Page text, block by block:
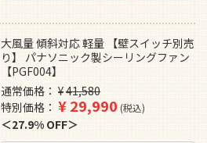
大風量 傾斜対応 軽量 【壁スイッチ別売
り】 パナソニック製シーリングファン
【PGF004】
通常価格
¥41,580
特別価格
¥29,990 税込
27.9% OFF